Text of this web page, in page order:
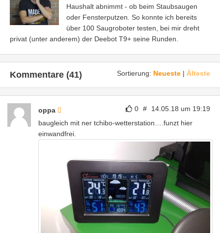
Haushalt abnimmt - ob beim Staubsaugen
oder Fensterputzen. So konnte ich bereits
über 100 Saugroboter testen, bei mir dreht
privat (unter anderem) der Deebot T9+ seine Runden.
Sortierung: Neueste | Älteste
Kommentare (41)
0 # 14.05.18 um 19:19
oppa
baugleich mit ner tchibo-wetterstation….funzt hier
einwandfrei.